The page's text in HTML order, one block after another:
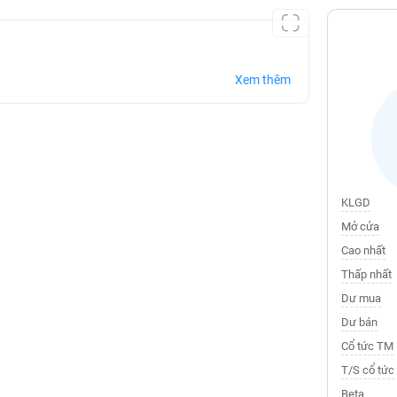
Xem thêm
KLGD
Mở cửa
Cao nhất
Thấp nhất
Dư mua
Dư bán
Cổ tức TM
T/S cổ tức
Beta